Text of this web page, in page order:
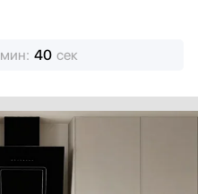
мин: 38 сек